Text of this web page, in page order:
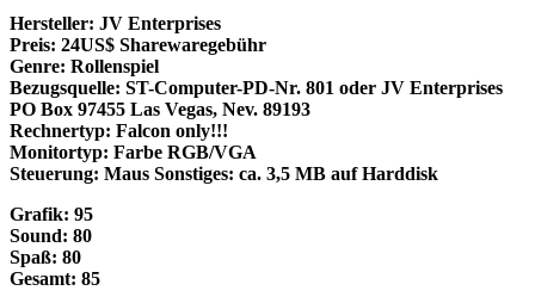
Hersteller: JV Enterprises
Preis: 24US$ Sharewaregebühr
Genre: Rollenspiel
Bezugsquelle: ST-Computer-PD-Nr. 801 oder JV Enterprises
PO Box 97455 Las Vegas, Nev. 89193
Rechnertyp: Falcon only!!!
Monitortyp: Farbe RGB/VGA
Steuerung: Maus Sonstiges: ca. 3,5 MB auf Harddisk
Grafik: 95
Sound: 80
Spaß: 80
Gesamt: 85